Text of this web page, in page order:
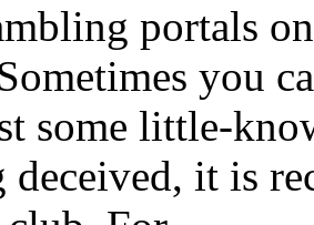
portals
you
some little-
it is